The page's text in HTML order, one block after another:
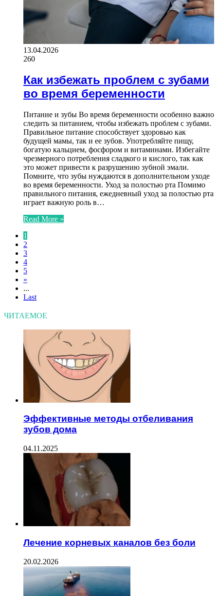
13.04.2026
260
Как избежать проблем с зубами
во время беременности
Питание и зубы Во время беременности особенно важно
следить за питанием, чтобы избежать проблем с зубами.
Правильное питание способствует здоровью как
будущей мамы, так и ее зубов. Употребляйте пищу,
богатую кальцием, фосфором и витаминами. Избегайте
чрезмерного потребления сладкого и кислого, так как
это может привести к разрушению зубной эмали.
Помните, что зубы нуждаются в дополнительном уходе
во время беременности. Уход за полостью рта Помимо
правильного питания, ежедневный уход за полостью рта
играет важную роль в…
Read More »
1
2
3
4
5
»
...
Last
ЧИТАЕМОЕ
Эффективные методы отбеливания
зубов дома
04.11.2025
Лечение корневых каналов без боли
20.02.2026